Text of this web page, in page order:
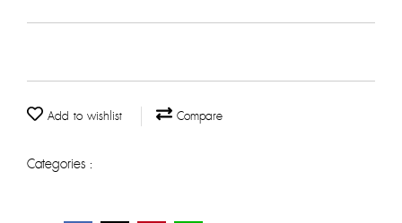
Add to wishlist Compare
Categories :